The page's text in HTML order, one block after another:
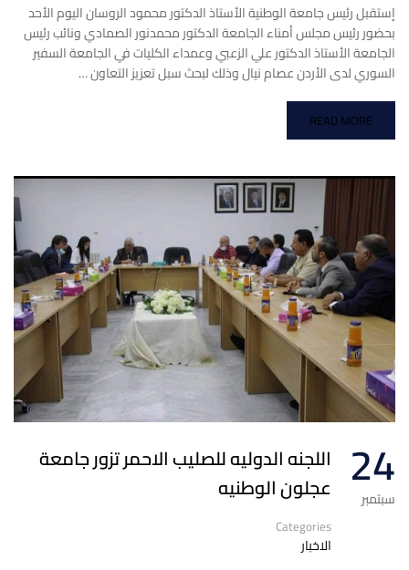
إستقبل رئيس جامعة الوطنية الأستاذ الدكتور محمود الروسان اليوم الأحد
بحضور رئيس مجلس أمناء الجامعة الدكتور محمدنور الصمادي ونائب رئيس
الجامعة الأستاذ الدكتور علي الزعبي وعمداء الكليات في الجامعة السفير
السوري لدى الأردن عصام نيال وذلك لبحث سبل تعزيز التعاون …
READ MORE
24
سبتمبر
اللجنه الدوليه للصليب الاحمر تزور جامعة
عجلون الوطنيه
Categories
الاخبار